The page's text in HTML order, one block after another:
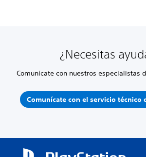
¿Necesitas
Comunícate con nuestros especialistas
Comunícate con el servicio técnico